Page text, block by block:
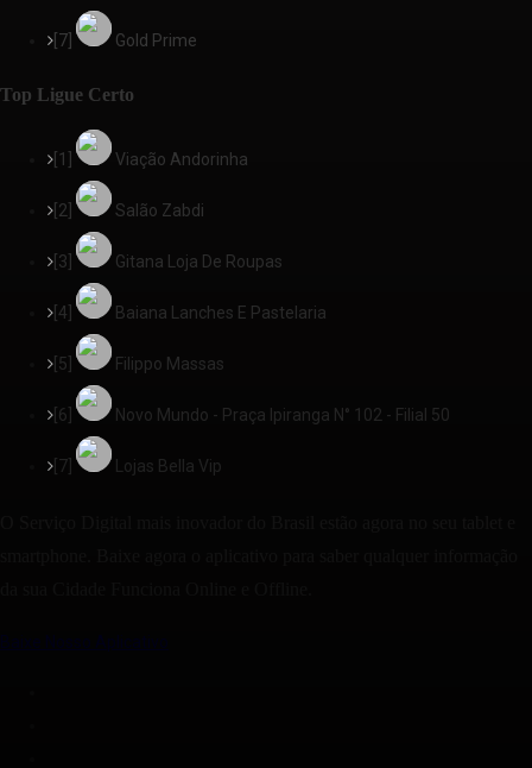
[7] Gold Prime
Top Ligue Certo
[1] Viação Andorinha
[2] Salão Zabdi
[3] Gitana Loja De Roupas
[4] Baiana Lanches E Pastelaria
[5] Filippo Massas
[6] Novo Mundo - Praça Ipiranga N° 102 - Filial 50
[7] Lojas Bella Vip